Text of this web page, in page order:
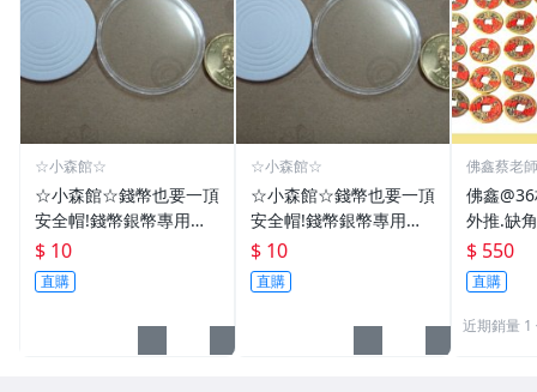
☆小森館☆
☆小森館☆錢幣也要一頂
安全帽!錢幣銀幣專用透
明壓克力盒收納保護盒.1
枚10元~55
$ 10
直購
☆小森館☆
☆小森館☆錢幣也要一頂
安全帽!錢幣銀幣專用透
明壓克力盒收納保護盒.1
枚10元~11
$ 10
直購
佛鑫蔡老
佛鑫
外推.缺
雙碩士
加持/附
$ 550
直購
近期銷量 1